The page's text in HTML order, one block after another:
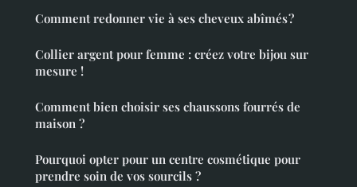
Comment redonner vie à ses cheveux abîmés ?
Collier argent pour femme : créez votre bijou sur
mesure !
Comment bien choisir ses chaussons fourrés de
maison ?
Pourquoi opter pour un centre cosmétique pour
prendre soin de vos sourcils ?